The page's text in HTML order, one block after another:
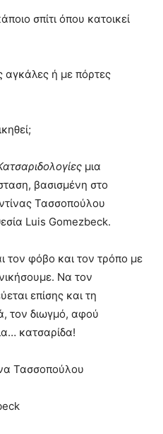
σπίτι όπου κατοικεί
αγκάλες ή με πόρτες
μια
βασισμένη στο
Τασσοπούλου
Luis Gomezbeck.
τον φόβο και τον τρόπο με
Να τον
επίσης και τη
τον διωγμό, αφού
κατσαρίδα!
Τασσοπούλου